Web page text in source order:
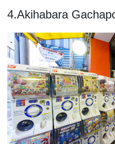
4.Akihabara